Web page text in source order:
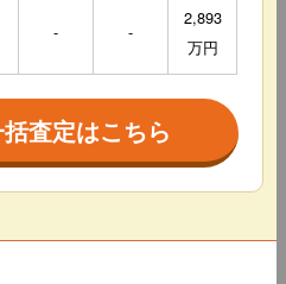
- -
2,893
万円
査定はこちら